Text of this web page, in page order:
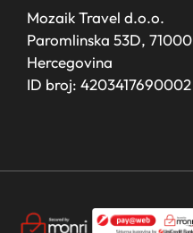
Mozaik Travel d.o.o.
Paromlinska 53D,
Hercegovina
ID broj: 4203417690002